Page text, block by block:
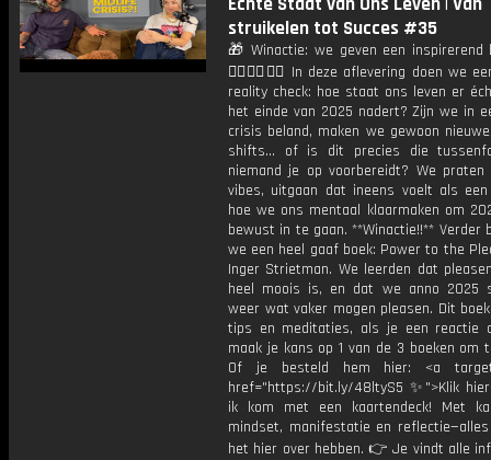
struikelen tot Succes #35
🎁 Winactie: we geven een inspirerend
👇🏻👇🏻👇🏻 In deze aflevering doen we
reality check: hoe staat ons leven er
het einde van 2025 nadert? Zijn we in
crisis beland, maken we gewoon
shifts… of is dit precies die
niemand je op voorbereidt? We
vibes, uitgaan dat ineens voelt als
hoe we ons mentaal klaarmaken om
bewust in te gaan. **Winactie!!** Verder
we een heel gaaf boek: Power to the
Inger Strietman. We leerden dat
heel moois is, en dat we anno 2025
weer wat vaker mogen pleasen. Dit
tips en meditaties, als je een reactie
maak je kans op 1 van de 3 boeken om
Of je besteld hem hier: <a
href="https://bit.ly/48ltyS5 ✨">Klik
ik kom met een kaartendeck! Met
mindset, manifestatie en
het hier over hebben. 👉 Je vindt alle